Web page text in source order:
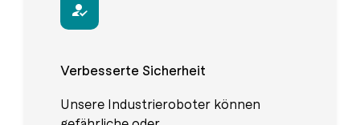
Verbesserte Sicherheit
Unsere Industrieroboter können